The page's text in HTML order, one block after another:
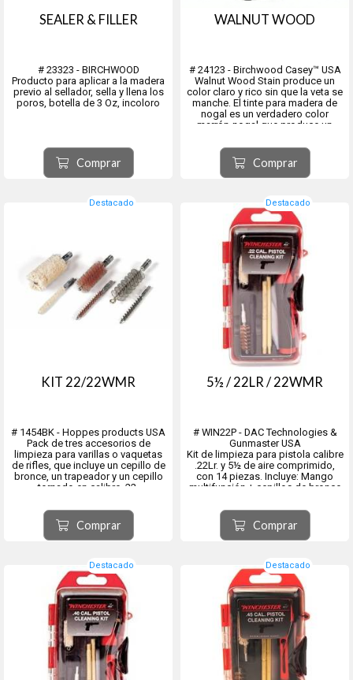
SEALER & FILLER
# 23323 - BIRCHWOOD
Producto para aplicar a la madera
previo al sellador, sella y llena los
poros, botella de 3 Oz, incoloro
Comprar
WALNUT WOOD
# 24123 - Birchwood Casey™ USA
Walnut Wood Stain produce un
color claro y rico sin que la veta se
manche. El tinte para madera de
nogal es un verdadero color
marrón-nogal que produce un
del color de Birchwood Casey
Walnut Stain se puede controlar
agregando agua al...
Comprar
Destacado
KIT 22/22WMR
# 1454BK - Hoppes products USA
Pack de tres accesorios de
limpieza para varillas o vaquetas
de rifles, que incluye un cepillo de
bronce, un trapeador y un cepillo
tornado en calibre .22.
Comprar
Destacado
5½ / 22LR / 22WMR
# WIN22P - DAC Technologies &
Gunmaster USA
Kit de limpieza para pistola calibre
.22Lr. y 5½ de aire comprimido,
con 14 piezas. Incluye: Mango
multifunción + cepillos de bronce
baqueta en 2 tramos + puntero de
bronce macizo + 25 parche de
limpieza descartables y 6 ...
Comprar
Destacado Destacado